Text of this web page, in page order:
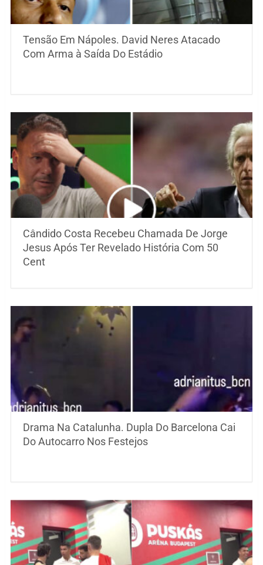
Tensão Em Nápoles. David Neres Atacado
Com Arma à Saída Do Estádio
Cândido Costa Recebeu Chamada De Jorge
Jesus Após Ter Revelado História Com 50
Cent
Drama Na Catalunha. Dupla Do Barcelona Cai
Do Autocarro Nos Festejos